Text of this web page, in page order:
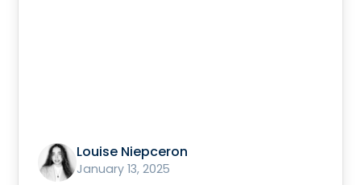
Louise Niepceron
January 13, 2025